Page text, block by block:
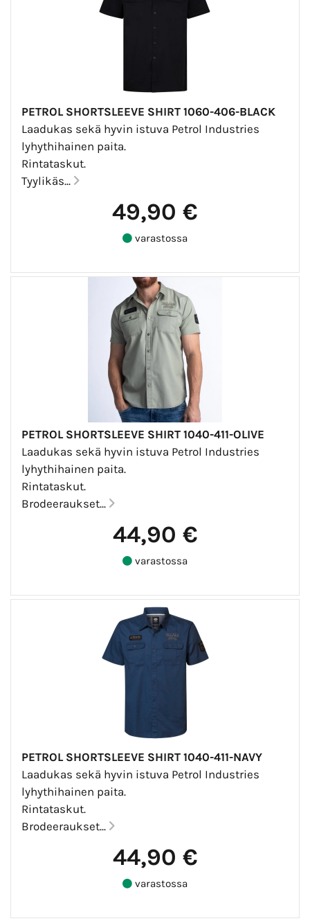
PETROL SHORTSLEEVE SHIRT 1060-406-BLACK
Laadukas sekä hyvin istuva Petrol Industries
lyhythihainen paita.
Rintataskut.
Tyylikäs...
49,90 €
varastossa
PETROL SHORTSLEEVE SHIRT 1040-411-OLIVE
Laadukas sekä hyvin istuva Petrol Industries
lyhythihainen paita.
Rintataskut.
Brodeeraukset...
44,90 €
varastossa
PETROL SHORTSLEEVE SHIRT 1040-411-NAVY
Laadukas sekä hyvin istuva Petrol Industries
lyhythihainen paita.
Rintataskut.
Brodeeraukset...
44,90 €
varastossa